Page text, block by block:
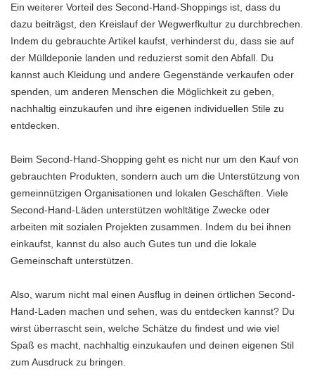
Ein weiterer Vorteil des Second-Hand-Shoppings ist, dass du
dazu beiträgst, den Kreislauf der Wegwerfkultur zu durchbrechen.
Indem du gebrauchte Artikel kaufst, verhinderst du, dass sie auf
der Mülldeponie landen und reduzierst somit den Abfall. Du
kannst auch Kleidung und andere Gegenstände verkaufen oder
spenden, um anderen Menschen die Möglichkeit zu geben,
nachhaltig einzukaufen und ihre eigenen individuellen Stile zu
entdecken.
Beim Second-Hand-Shopping geht es nicht nur um den Kauf von
gebrauchten Produkten, sondern auch um die Unterstützung von
gemeinnützigen Organisationen und lokalen Geschäften. Viele
Second-Hand-Läden unterstützen wohltätige Zwecke oder
arbeiten mit sozialen Projekten zusammen. Indem du bei ihnen
einkaufst, kannst du also auch Gutes tun und die lokale
Gemeinschaft unterstützen.
Also, warum nicht mal einen Ausflug in deinen örtlichen Second-
Hand-Laden machen und sehen, was du entdecken kannst? Du
wirst überrascht sein, welche Schätze du findest und wie viel
Spaß es macht, nachhaltig einzukaufen und deinen eigenen Stil
zum Ausdruck zu bringen.